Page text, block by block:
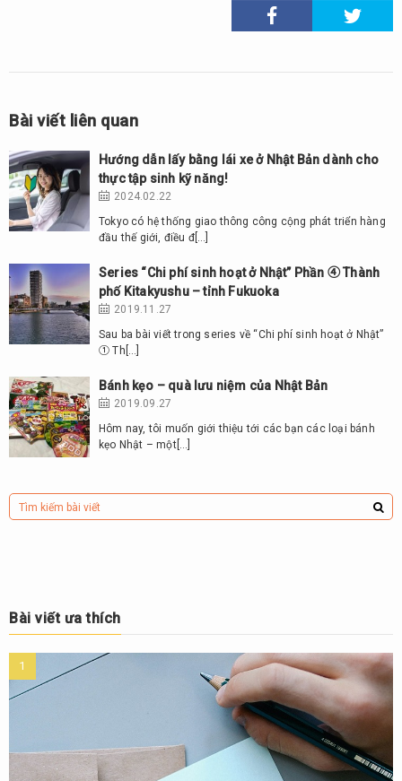
Bài viết liên quan
Hướng dẫn lấy bằng lái xe ở Nhật Bản dành cho
thực tập sinh kỹ năng!
2024.02.22
Tokyo có hệ thống giao thông công cộng phát triển hàng
đầu thế giới, điều đ[…]
Series “Chi phí sinh hoạt ở Nhật” Phần ④ Thành
phố Kitakyushu – tỉnh Fukuoka
2019.11.27
Sau ba bài viết trong series về “Chi phí sinh hoạt ở Nhật”
① Th[…]
Bánh kẹo – quà lưu niệm của Nhật Bản
2019.09.27
Hôm nay, tôi muốn giới thiệu tới các bạn các loại bánh
kẹo Nhật – một[…]
Bài viết ưa thích